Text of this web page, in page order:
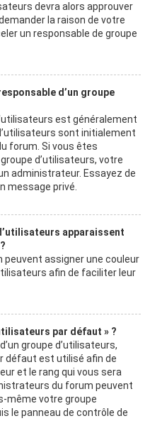
devra alors approuver
la raison de votre
un responsable de groupe
d’un groupe
est généralement
sont initialement
forum. Si vous êtes
d’utilisateurs, votre
administrateur. Essayez de
message privé.
apparaissent
assigner une couleur
afin de faciliter leur
par défaut » ?
groupe d’utilisateurs,
défaut est utilisé afin de
et le rang qui vous sera
du forum peuvent
même votre groupe
le panneau de contrôle de